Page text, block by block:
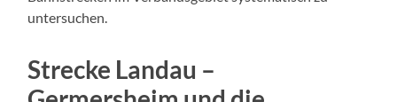
untersuchen.
Strecke Landau –